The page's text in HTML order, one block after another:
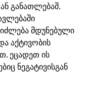
განათლებაშ.
მდუნებული
აქტივობის
ეცადეთ ის
ნეგატივისგან